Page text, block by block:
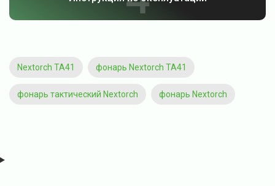
Nextorch TA41 фонарь Nextorch TA41
фонарь тактический Nextorch фонарь Nextorch